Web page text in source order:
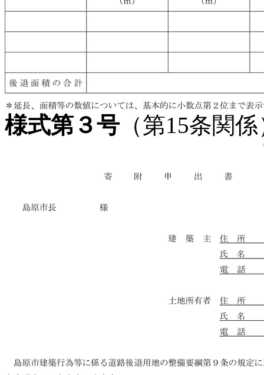
様式第３号（第15条関係